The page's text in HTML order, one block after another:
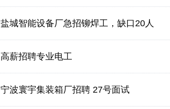
盐城智能设备厂急招铆焊工，缺口20人
高薪招聘专业电工
宁波寰宇集装箱厂招聘 27号面试